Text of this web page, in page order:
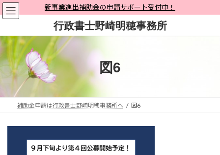
コ
ン
ン
ツ
へ
ス
キ
ッ
ナ
ビ
ー
シ
ョ
ン
に
移
新事業進出補助金の申請サポート受付中！
行政書士野崎明穂事務所
図6
補助金申請は行政書士野崎明穂事務所へ 図6